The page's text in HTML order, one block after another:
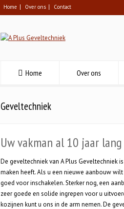
Home Over ons Contact
Home Over ons
Geveltechniek
Uw vakman al 10 jaar lang
De geveltechniek van A Plus Geveltechniek
maken heeft. Als u een nieuwe aanbouw
goed voor inschakelen. Sterker nog, een
zeer goede en solide ingrepen voor u
kozijnen kunt u ons in de arm nemen. De